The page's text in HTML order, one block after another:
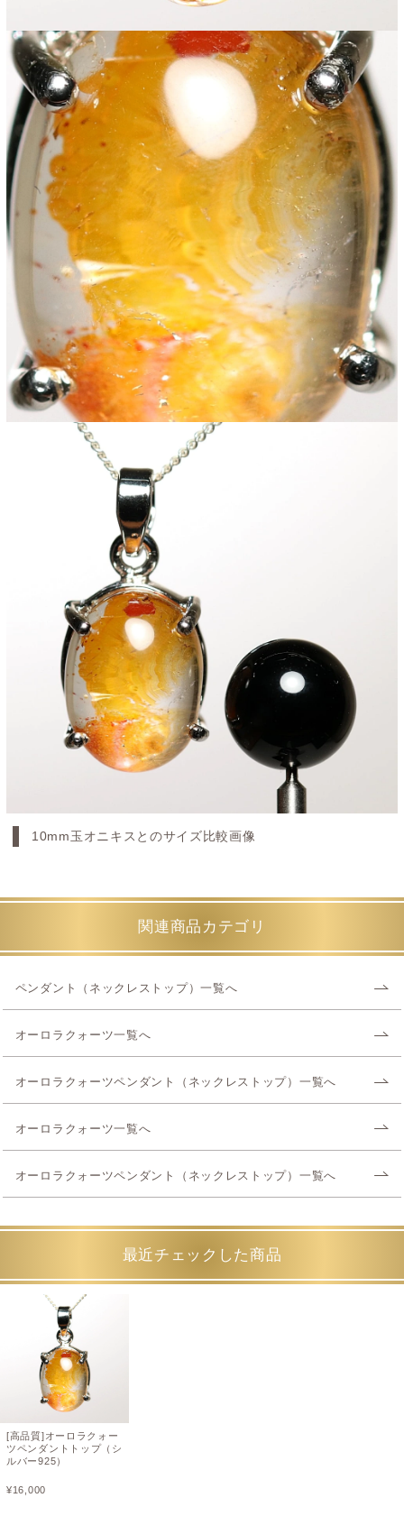
10mm玉オニキスとのサイズ比較画像
関連商品カテゴリ
ペンダント（ネックレストップ）一覧へ
オーロラクォーツ一覧へ
オーロラクォーツペンダント（ネックレストップ）一覧へ
オーロラクォーツ一覧へ
オーロラクォーツペンダント（ネックレストップ）一覧へ
最近チェックした商品
[高品質]オーロラクォー
ツペンダントトップ（シ
ルバー925）
¥16,000